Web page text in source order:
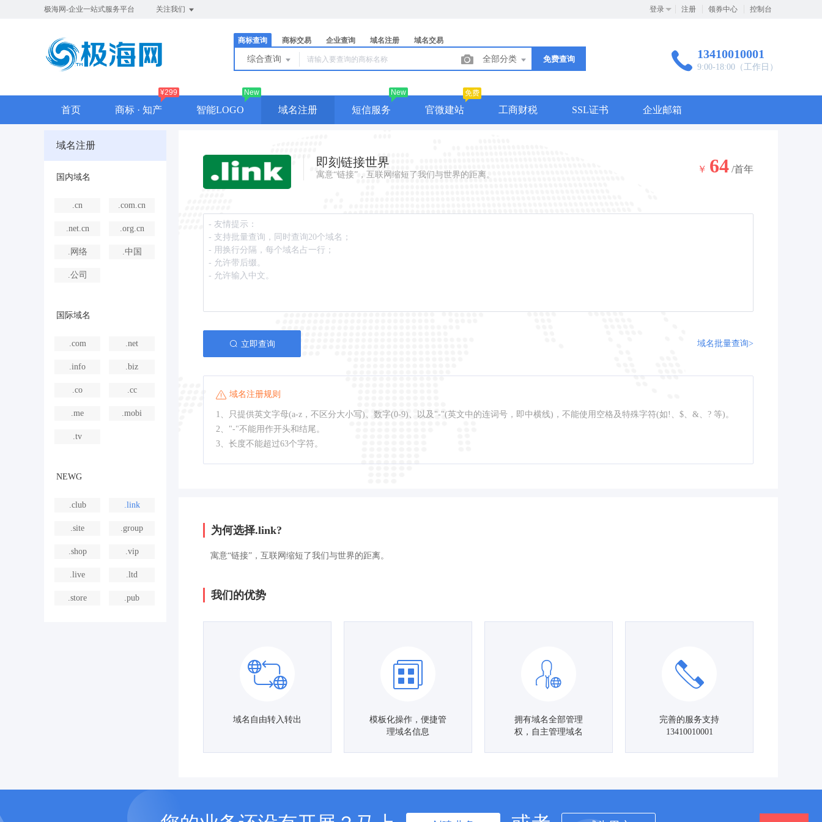
极海网-企业一站式服务平台 关注我们 登录 注册 领券中心 控制台
商标查询 商标交易 企业查询 域名注册 域名交易
综合查询 全部分类 免费查询 13410010001
9:00-18:00（工作日）
首页 商标 · 知产
¥299
智能LOGO
New
域名注册 短信服务
New
官微建站
免费
工商财税 SSL证书 企业邮箱
域名注册
国内域名
.cn .com.cn
.net.cn .org.cn
.网络 .中国
.公司
国际域名
.com .net
.info .biz
.co .cc
.me .mobi
.tv
NEWG
.club .link
.site .group
.shop .vip
.live .ltd
.store .pub
即刻链接世界
寓意“链接”，互联网缩短了我们与世界的距离。
￥ 64 /首年
立即查询 域名批量查询>
域名注册规则
1、只提供英文字母(a-z，不区分大小写)、数字(0-9)、以及"-"(英文中的连词号，即中横线)，不能使用空格及特殊字符(如!、$、&、? 等)。
2、"-"不能用作开头和结尾。
3、长度不能超过63个字符。
为何选择.link?
寓意“链接”，互联网缩短了我们与世界的距离。
我们的优势
域名自由转入转出
模板化操作，便捷管
理域名信息
拥有域名全部管理
权，自主管理域名
完善的服务支持
13410010001